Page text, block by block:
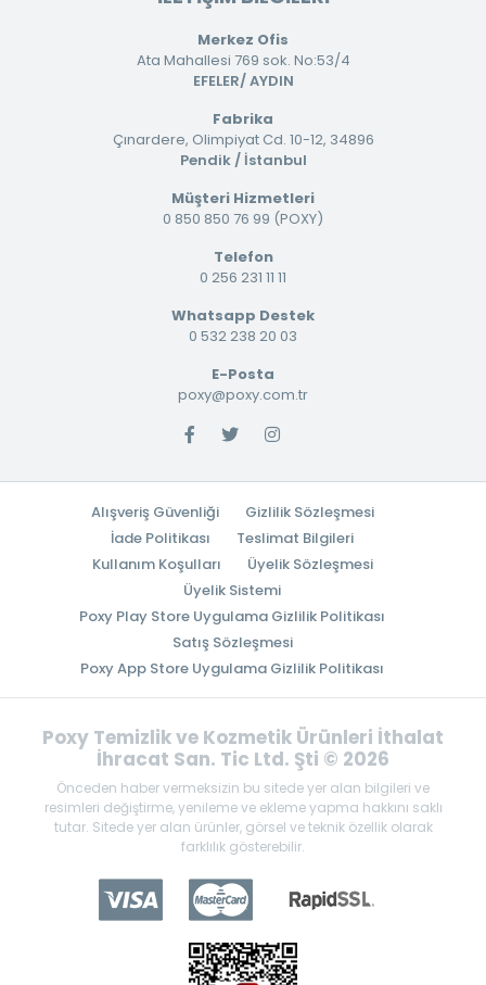
Merkez Ofis
Ata Mahallesi 769 sok. No:53/4
EFELER/ AYDIN
Fabrika
Çınardere, Olimpiyat Cd. 10-12, 34896
Pendik / İstanbul
Müşteri Hizmetleri
0 850 850 76 99 (POXY)
Telefon
0 256 231 11 11
Whatsapp Destek
0 532 238 20 03
E-Posta
poxy@poxy.com.tr
Alışveriş Güvenliği
Gizlilik Sözleşmesi
İade Politikası
Teslimat Bilgileri
Kullanım Koşulları
Üyelik Sözleşmesi
Üyelik Sistemi
Poxy Play Store Uygulama Gizlilik Politikası
Satış Sözleşmesi
Poxy App Store Uygulama Gizlilik Politikası
Poxy Temizlik ve Kozmetik Ürünleri İthalat
İhracat San. Tic Ltd. Şti © 2026
Önceden haber vermeksizin bu sitede yer alan bilgileri ve
resimleri değiştirme, yenileme ve ekleme yapma hakkını saklı
tutar. Sitede yer alan ürünler, görsel ve teknik özellik olarak
farklılık gösterebilir.